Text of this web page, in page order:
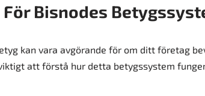
Bisnodes
kan vara avgörande för om ditt företag
att förstå hur detta betygssystem